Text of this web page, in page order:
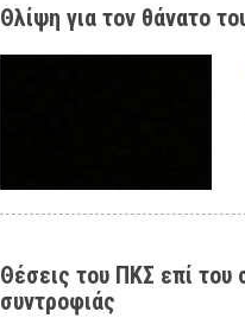
Θλίψη για τον θάνατο
Θέσεις του ΠΚΣ επί του
συντροφιάς